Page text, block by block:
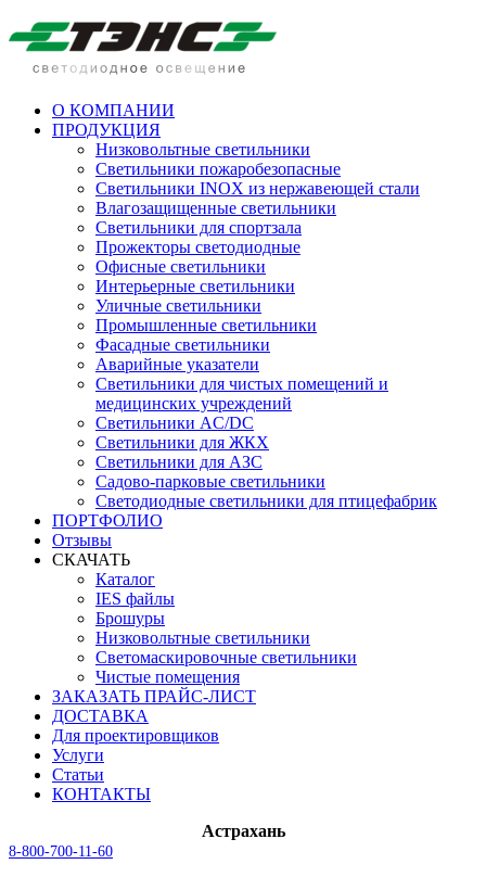
О КОМПАНИИ
ПРОДУКЦИЯ
Низковольтные светильники
Cветильники пожаробезопасные
Светильники INOX из нержавеющей стали
Влагозащищенные светильники
Светильники для спортзала
Прожекторы светодиодные
Офисные светильники
Интерьерные светильники
Уличные светильники
Промышленные светильники
Фасадные светильники
Аварийные указатели
Светильники для чистых помещений и
медицинских учреждений
Светильники AC/DC
Светильники для ЖКХ
Светильники для АЗС
Садово-парковые светильники
Светодиодные светильники для птицефабрик
ПОРТФОЛИО
Отзывы
СКАЧАТЬ
Каталог
IES файлы
Брошуры
Низковольтные светильники
Светомаскировочные светильники
Чистые помещения
ЗАКАЗАТЬ ПРАЙС-ЛИСТ
ДОСТАВКА
Для проектировщиков
Услуги
Статьи
КОНТАКТЫ
Астрахань
8-800-700-11-60